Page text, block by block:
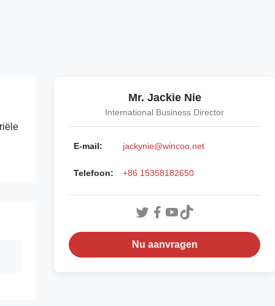
Mr. Jackie Nie
International Business Director
E-mail: jackynie@wincoo.net
Telefoon: +86 15358182650
Nu aanvragen